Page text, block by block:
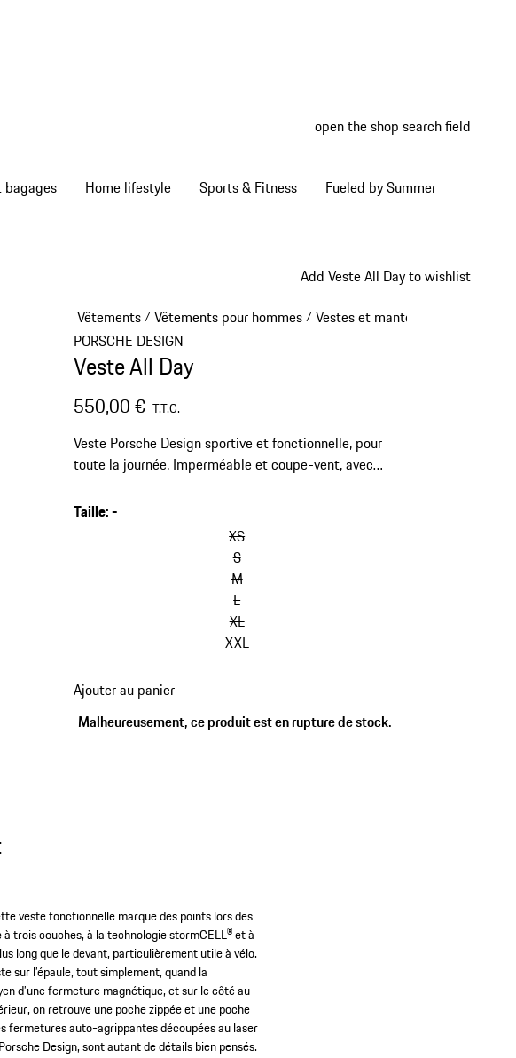
open the shop search field
bagages Home lifestyle Sports & Fitness Fueled by Summer
Add Veste All Day to wishlist
Vêtements/ Vêtements pour hommes/ Vestes et manteaux
PORSCHE DESIGN
Veste All Day
550,00 € T.T.C.
Veste Porsche Design sportive et fonctionnelle, pour
toute la journée. Imperméable et coupe-vent, avec
Taille:-
XS
S
M
L
XL
XXL
Ajouter au panier
Malheureusement, ce produit est en rupture de stock.
veste fonctionnelle marque des points lors des
trois couches, à la technologie stormCELL® et à
long que le devant, particulièrement utile à vélo.
sur l’épaule, tout simplement, quand la
d’une fermeture magnétique, et sur le côté au
on retrouve une poche zippée et une poche
fermetures auto-agrippantes découpées au laser
Design, sont autant de détails bien pensés.